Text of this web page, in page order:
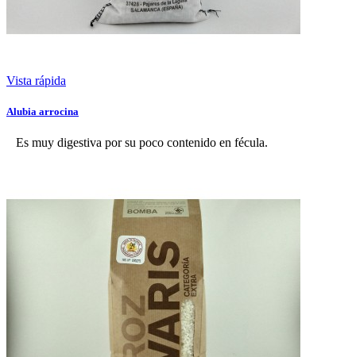
Vista rápida
Alubia arrocina
Es muy digestiva por su poco contenido en fécula.